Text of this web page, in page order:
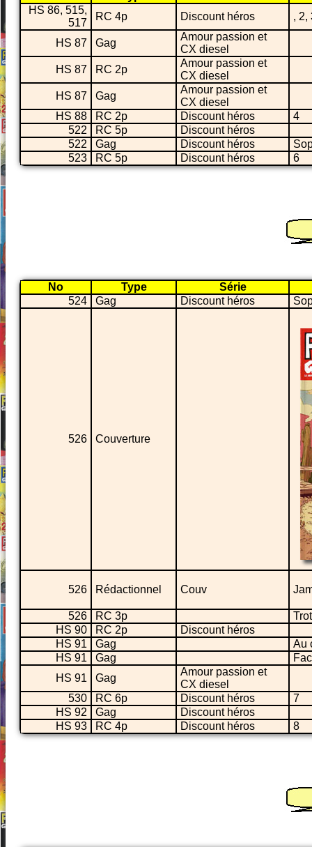
HS 86, 515,
517
RC 4p Discount héros , 2,
HS 87 Gag
Amour passion et
CX diesel
HS 87
RC 2p
Amour passion et
CX diesel
HS 87
Gag
Amour passion et
CX diesel
HS 88
RC 2p Discount héros
4
522
RC 5p
Discount héros
522
Gag Discount héros
523
RC 5p Discount héros 6
No Type
Série
524
Gag Discount héros
526 Couverture
526 Rédactionnel Couv
526 RC 3p
HS 90
RC 2p
Discount héros
HS 91
Gag
Au
HS 91
Gag
HS 91
Gag
Amour passion et
CX diesel
530
RC 6p Discount héros
7
HS 92
Gag
Discount héros
HS 93
RC 4p Discount héros 8